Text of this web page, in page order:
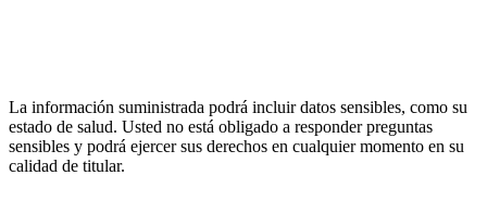
La información suministrada podrá incluir datos sensibles, como su
estado de salud. Usted no está obligado a responder preguntas
sensibles y podrá ejercer sus derechos en cualquier momento en su
calidad de titular.